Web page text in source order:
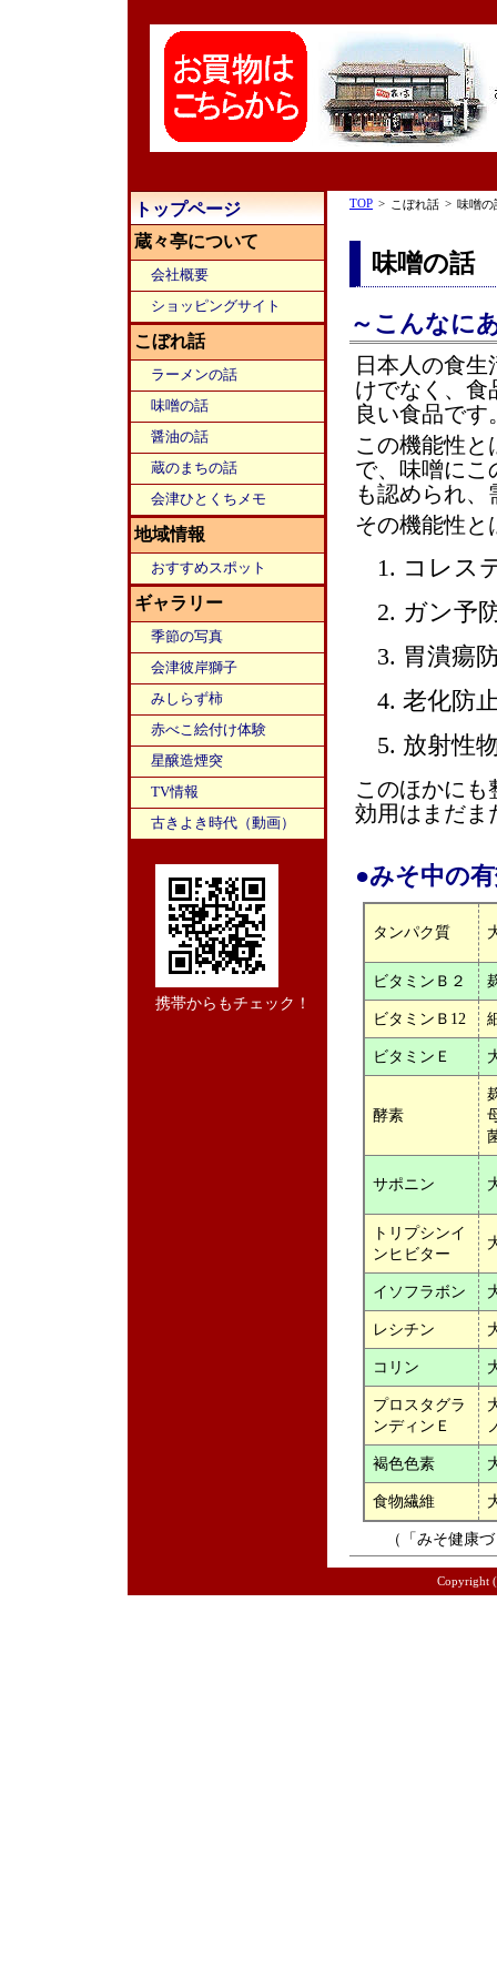
トップページ
蔵々亭について
会社概要
ショッピングサイト
こぼれ話
ラーメンの話
味噌の話
醤油の話
蔵のまちの話
会津ひとくちメモ
地域情報
おすすめスポット
ギャラリー
季節の写真
会津彼岸獅子
みしらず柿
赤べこ絵付け体験
星醸造煙突
TV情報
古きよき時代（動画）
携帯からもチェック！
TOP > こぼれ話 > 味噌の
味噌の話
～こんなに
日本人の食
けでなく、食
良い食品です
この機能性と
で、味噌にこ
も認められ
その機能性と
コレス
ガン予
胃潰瘍
老化防
放射性
このほかにも
効用はまだま
●みそ中の
タンパク質
ビタミンＢ２
ビタミンＢ12
ビタミンＥ
酵素
サポニン
トリプシンイ
ンヒビター
イソフラボン
レシチン
コリン
プロスタグラ
ンディンＥ
褐色色素
食物繊維
（「みそ健康づ
Copyright